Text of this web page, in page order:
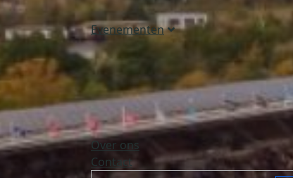
Evenementen
Over ons
Contact